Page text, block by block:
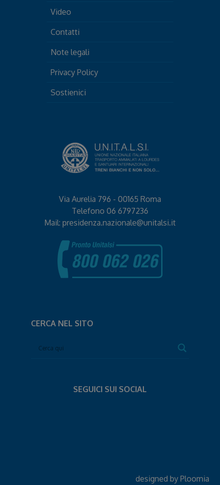
Video
Contatti
Note legali
Privacy Policy
Sostienici
Via Aurelia 796 - 00165 Roma
Telefono 06 6797236
Mail: presidenza.nazionale@unitalsi.it
CERCA NEL SITO
SEGUICI SUI SOCIAL
designed by Ploomia